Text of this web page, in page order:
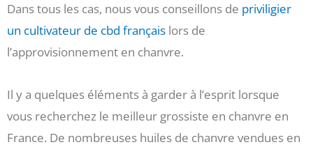
Dans tous les cas, nous vous conseillons de priviligier
un cultivateur de cbd français lors de
l’approvisionnement en chanvre.
Il y a quelques éléments à garder à l’esprit lorsque
vous recherchez le meilleur grossiste en chanvre en
France. De nombreuses huiles de chanvre vendues en